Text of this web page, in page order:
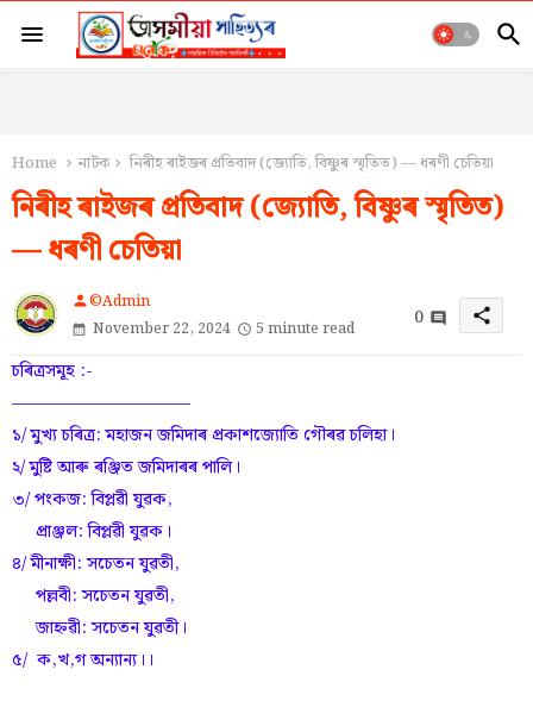
Home নাটক নিৰীহ ৰাইজৰ প্ৰতিবাদ (জ্যোতি, বিষ্ণুৰ স্মৃতিত) — ধৰণী চেতিয়া
নিৰীহ ৰাইজৰ প্ৰতিবাদ (জ্যোতি, বিষ্ণুৰ স্মৃতিত)
— ধৰণী চেতিয়া
person©Admin
November 22, 2024
5 minute read 0 share
চৰিত্ৰসমূহ :-
——————————
১/ মুখ্য চৰিত্ৰ: মহাজন জমিদাৰ প্ৰকাশজ্যোতি গৌৰৱ চলিহা।
২/ মুষ্টি আৰু ৰঞ্জিত জমিদাৰৰ পালি।
৩/ পংকজ: বিপ্লৱী যুৱক,
প্ৰাঞ্জল: বিপ্লৱী যুৱক।
৪/ মীনাক্ষী: সচেতন যুৱতী,
পল্লবী: সচেতন যুৱতী,
জাহ্নৱী: সচেতন যুৱতী।
৫/ ক,খ,গ অন্যান্য।।